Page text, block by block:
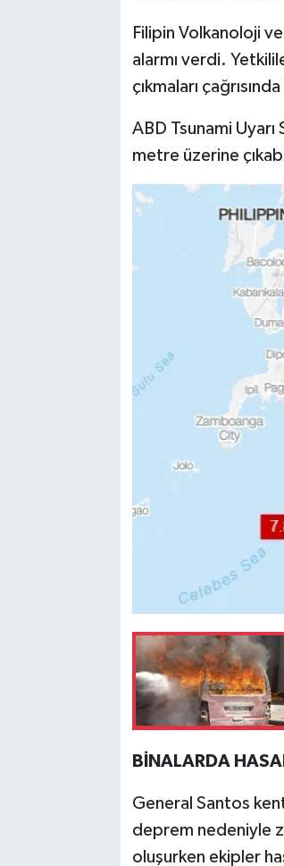
Filipin Volkanoloji
alarmı verdi.
çıkmaları
ABD Tsunami Uyarı
metre üzerine
BİNALARDA
General Santos
deprem nedeniyle
oluşurken ekipler